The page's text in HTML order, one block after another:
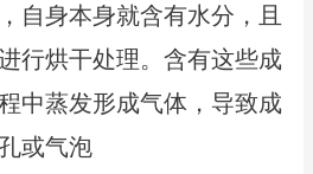
自身本身就含有水分，且
行烘干处理。含有这些成
中蒸发形成气体，导致成
或气泡